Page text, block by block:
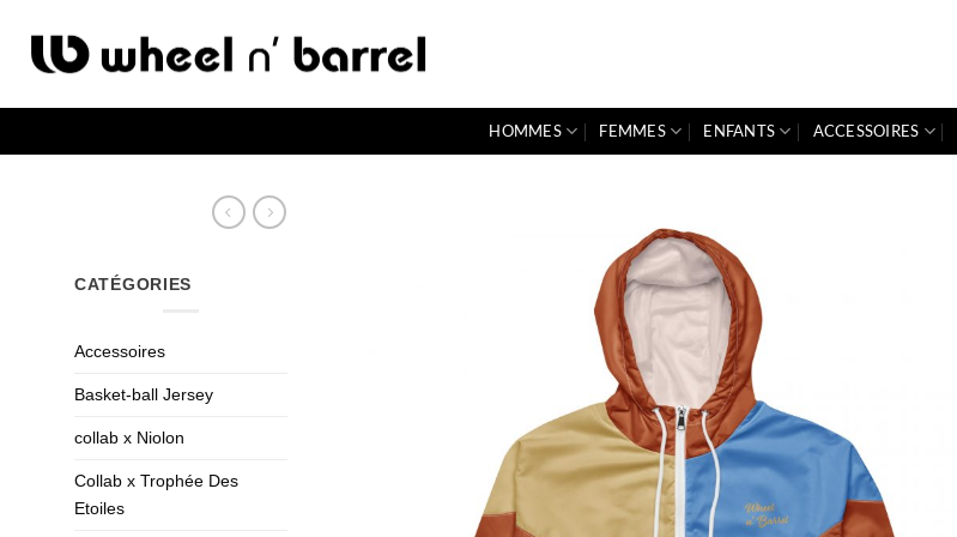
contenu
HOMMES FEMMES ENFANTS ACCESSOIRES
CATÉGORIES
Accessoires
Basket-ball Jersey
collab x Niolon
Collab x Trophée Des
Etoiles